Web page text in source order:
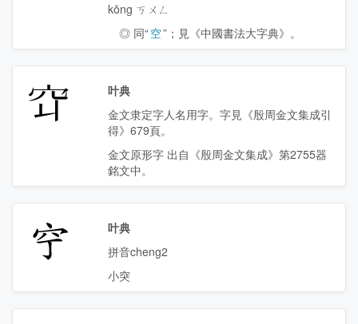
kōng ㄎㄨㄥ
◎ 同“空”；見《中國書法大字典》。
𬔅
叶典
金文隶定字人名用字。字見《殷周金文集成引
得》679頁。
金文原形字 出自《殷周金文集成》第2755器
銘文中。
䆑
叶典
拼音cheng2
小突